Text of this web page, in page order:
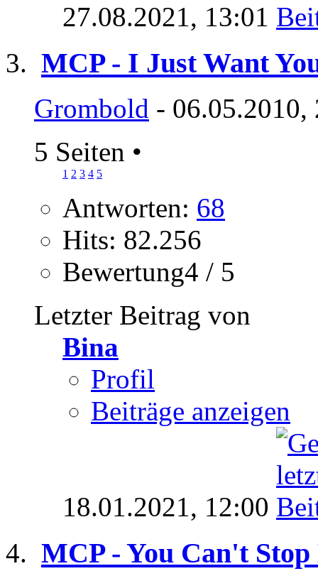
27.08.2021, 13:01
MCP - I Just Want
Grombold - 06.05.2010,
5 Seiten •
1 2 3 4 5
Antworten: 68
Hits: 82.256
Bewertung4 / 5
Letzter Beitrag von
Bina
Profil
Beiträge anzeigen
18.01.2021, 12:00
MCP - You Can't Stop